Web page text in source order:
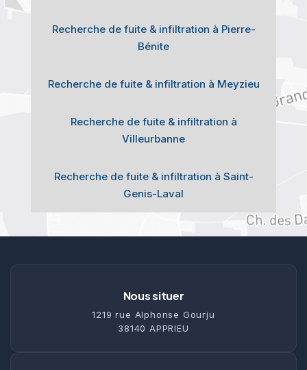
Recherche de fuite & infiltration à Pierre-
Bénite
Recherche de fuite & infiltration à Meyzieu
Recherche de fuite & infiltration à
Villeurbanne
Recherche de fuite & infiltration à Saint-
Genis-Laval
Nous situer
1219 rue Alphonse Gourju
38140 APPRIEU